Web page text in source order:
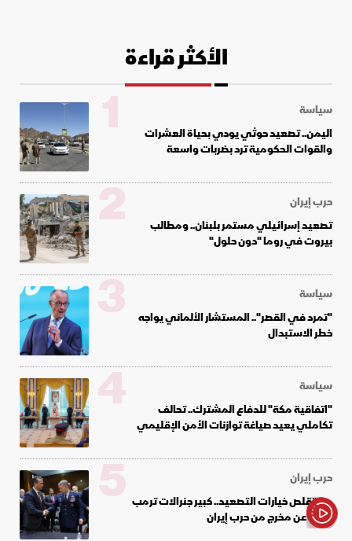
الأكثر قراءة
سياسة
اليمن.. تصعيد حوثي يودي بحياة العشرات
والقوات الحكومية ترد بضربات واسعة
1
حرب إيران
تصعيد إسرائيلي مستمر بلبنان.. ومطالب
بيروت في روما "دون حلول"
2
سياسة
"تمرد في القصر".. المستشار الألماني يواجه
خطر الاستبدال
3
سياسة
"اتفاقية مكة" للدفاع المشترك.. تحالف
تكاملي يعيد صياغة توازنات الأمن الإقليمي 4
حرب إيران
مع تقلص خيارات التصعيد.. كبير جنرالات ترمب
يبحث عن مخرج من حرب إيران
5